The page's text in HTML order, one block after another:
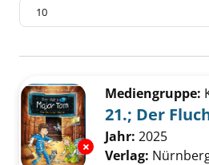
Zu den Suchfiltern springen
Exemplar-Details
Mediengruppe:
21.; Der
Suche nach
Jahr: 2025
Verlag: